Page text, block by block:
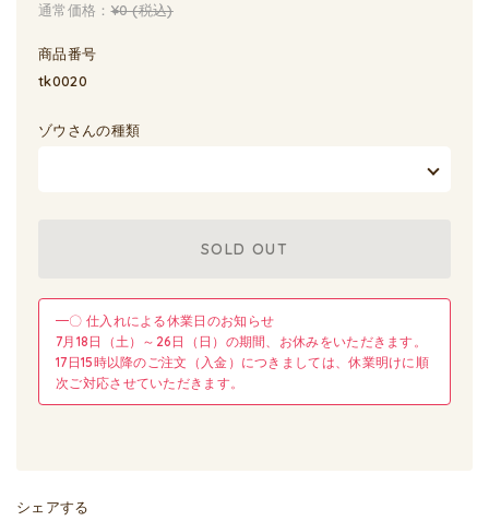
通常価格：¥0(税込)
商品番号
tk0020
ゾウさんの種類
SOLD OUT
━〇 仕入れによる休業日のお知らせ
7月18日（土）～26日（日）の期間、お休みをいただきます。
17日15時以降のご注文（入金）につきましては、休業明けに順
次ご対応させていただきます。
シェアする